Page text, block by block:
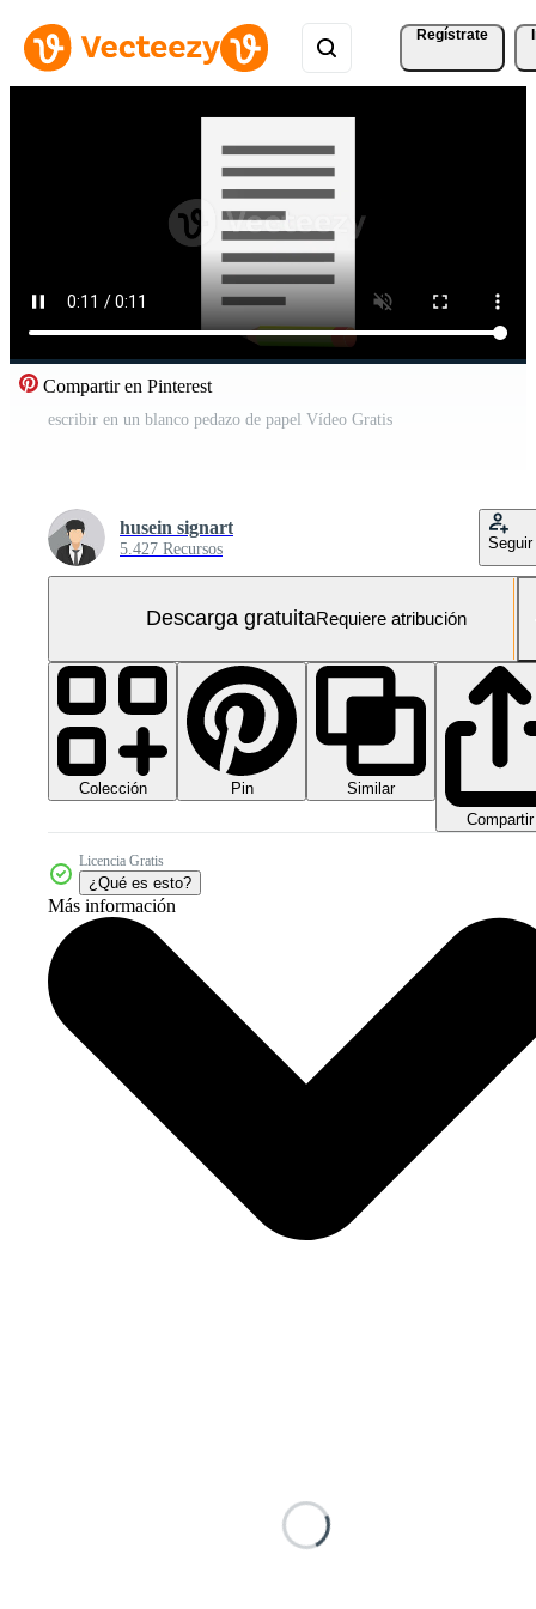
Regístrate
Compartir en Pinterest
escribir en un blanco pedazo de papel Vídeo Gratis
husein signart
5.427 Recursos Seguir
Descarga gratuitaRequiere atribución
Colección Pin
Similar
Compartir
Licencia Gratis
¿Qué es esto?
Más información